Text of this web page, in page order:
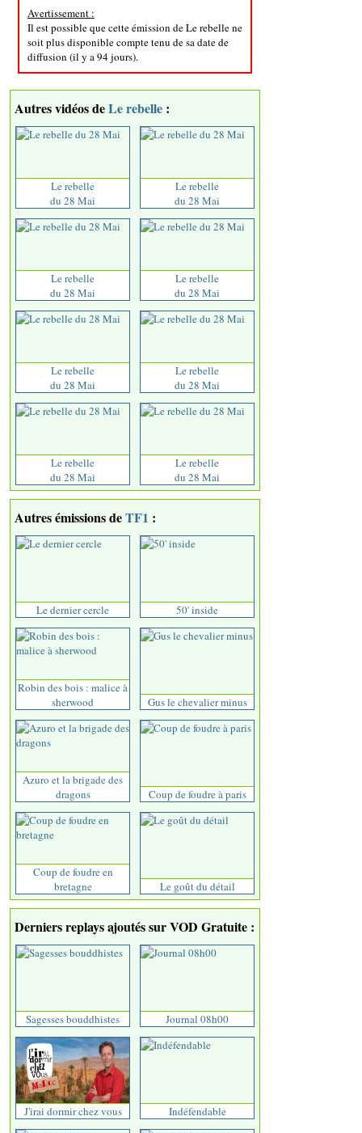
Avertissement :
Il est possible que cette émission de Le rebelle ne
soit plus disponible compte tenu de sa date de
diffusion (il y a 94 jours).
Autres vidéos deLe rebelle :
Le rebelle
du 28 Mai
Le rebelle
du 28 Mai
Le rebelle
du 28 Mai
Le rebelle
du 28 Mai
Le rebelle
du 28 Mai
Le rebelle
du 28 Mai
Le rebelle
du 28 Mai
Le rebelle
du 28 Mai
Autres émissions deTF1 :
Le dernier cercle 50' inside
Robin des bois : malice à
sherwood
Gus le chevalier minus
Azuro et la brigade des
dragons
Coup de foudre à paris
Coup de foudre en
bretagne
Le goût du détail
Derniers replays ajoutés sur VOD Gratuite :
Sagesses bouddhistes Journal 08h00
J'irai dormir chez vous Indéfendable